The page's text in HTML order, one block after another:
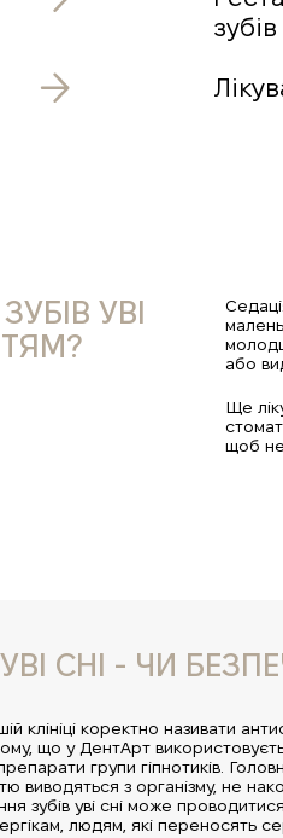
зубів
УВІ
або
Ще
щоб не
СНІ - ЧИ
клініці коректно називати
що у ДентАрт
групи гіпнотиків.
виводяться з організму, не
зубів уві сні може
людям, які переносять